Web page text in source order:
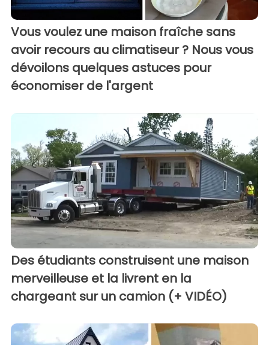
Vous voulez une maison fraîche sans
avoir recours au climatiseur ? Nous vous
dévoilons quelques astuces pour
économiser de l'argent
Des étudiants construisent une maison
merveilleuse et la livrent en la
chargeant sur un camion (+ VIDÉO)